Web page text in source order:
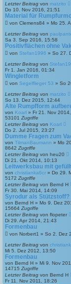
Letzter Beitrag von matzito
Do 10. Nov 2016, 21:51
Material für
von Clemens84 » Mo 25.
Letzter Beitrag von
Sa 3. Sep 2016, 15:58
Positivflächen ohne
von Stefan1996 » So 27.
Letzter Beitrag von
Fr 1. Jan 2016, 01:34
Wingletform
von Segelflieger 53 » So
Letzter Beitrag von matzito
So 13. Dez 2015, 12:44
Alte Rumpfform
von Koarl » Fr 21. Nov
53101 Zugriffe
Letzter Beitrag von Koarl
Do 2. Jul 2015, 23:27
Dumme Fragen zum
von TilmanBaumann » Mo
8642 Zugriffe
Letzter Beitrag von heu20
Di 21. Okt 2014, 10:13
Leitwerksbau mit
von christianka6cr » Do 29.
5172 Zugriffe
Letzter Beitrag von Bernd H
Fr 30. Mai 2014, 14:09
Syrodur als Stützstoff?
von Bernd H » Mo 9. Dez
15664 Zugriffe
Letzter Beitrag von flopeter
Di 29. Apr 2014, 21:43
Formenbau
von Norbert1 » So 2. Dez
Letzter Beitrag von
Mi 5. Dez 2012, 13:50
Formenbau
von Bernd H » Mi 9. Nov
14715 Zugriffe
Letzter Beitrag von Bernd H
Fr 11. Nov 2011, 18:26